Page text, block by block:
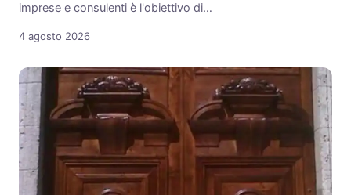
imprese e consulenti è l'obiettivo di…
4 agosto 2026